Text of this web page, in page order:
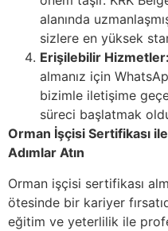
alanında
sizlere en yüksek
Erişilebilir Hizmetler:
almanız için
bizimle iletişime
süreci başlatmak
Orman İşçisi Sertifikası
Adımlar Atın
Orman işçisi sertifikası
ötesinde bir kariyer
eğitim ve yeterlilik ile